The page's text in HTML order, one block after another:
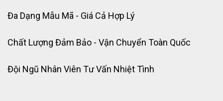
Đa Dạng Mẫu Mã - Giá Cả Hợp Lý
Chất Lượng Đảm Bảo - Vận Chuyển Toàn Quốc
Đội Ngũ Nhân Viên Tư Vấn Nhiệt Tình